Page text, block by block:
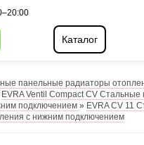
Каталог
панельные радиаторы
EVRA Ventil Compact CV
подключением » EVRA СV 11
с нижним подключением